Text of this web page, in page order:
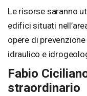
Le risorse saranno
edifici situati
opere di
idraulico e
Fabio
straordinario